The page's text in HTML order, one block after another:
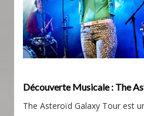
Découverte Musicale : The
The Asteroïd Galaxy Tour est